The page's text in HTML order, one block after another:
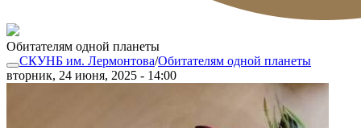
Обитателям одной планеты
СКУНБ им. Лермонтова/Обитателям одной планеты
вторник, 24 июня, 2025 - 14:00